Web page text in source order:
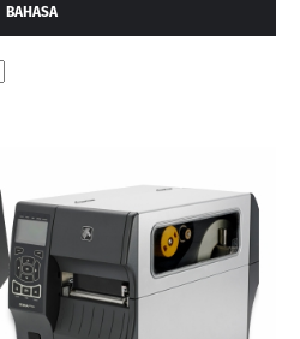
BAHASA